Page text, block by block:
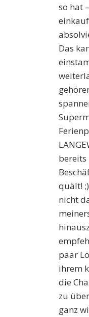
so hat
Das
bereits
quält!
nicht
paar
ihrem
die
zu
ganz